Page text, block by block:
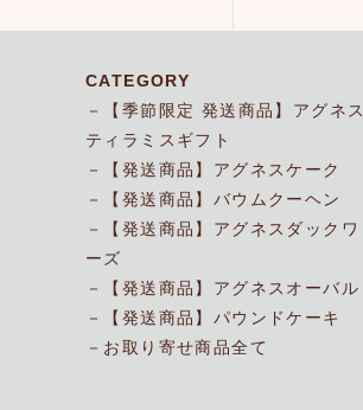
CATEGORY
【季節限定 発送商品】アグネス
ティラミスギフト
【発送商品】アグネスケーク
【発送商品】バウムクーヘン
【発送商品】アグネスダックワ
ーズ
【発送商品】アグネスオーバル
【発送商品】パウンドケーキ
お取り寄せ商品全て